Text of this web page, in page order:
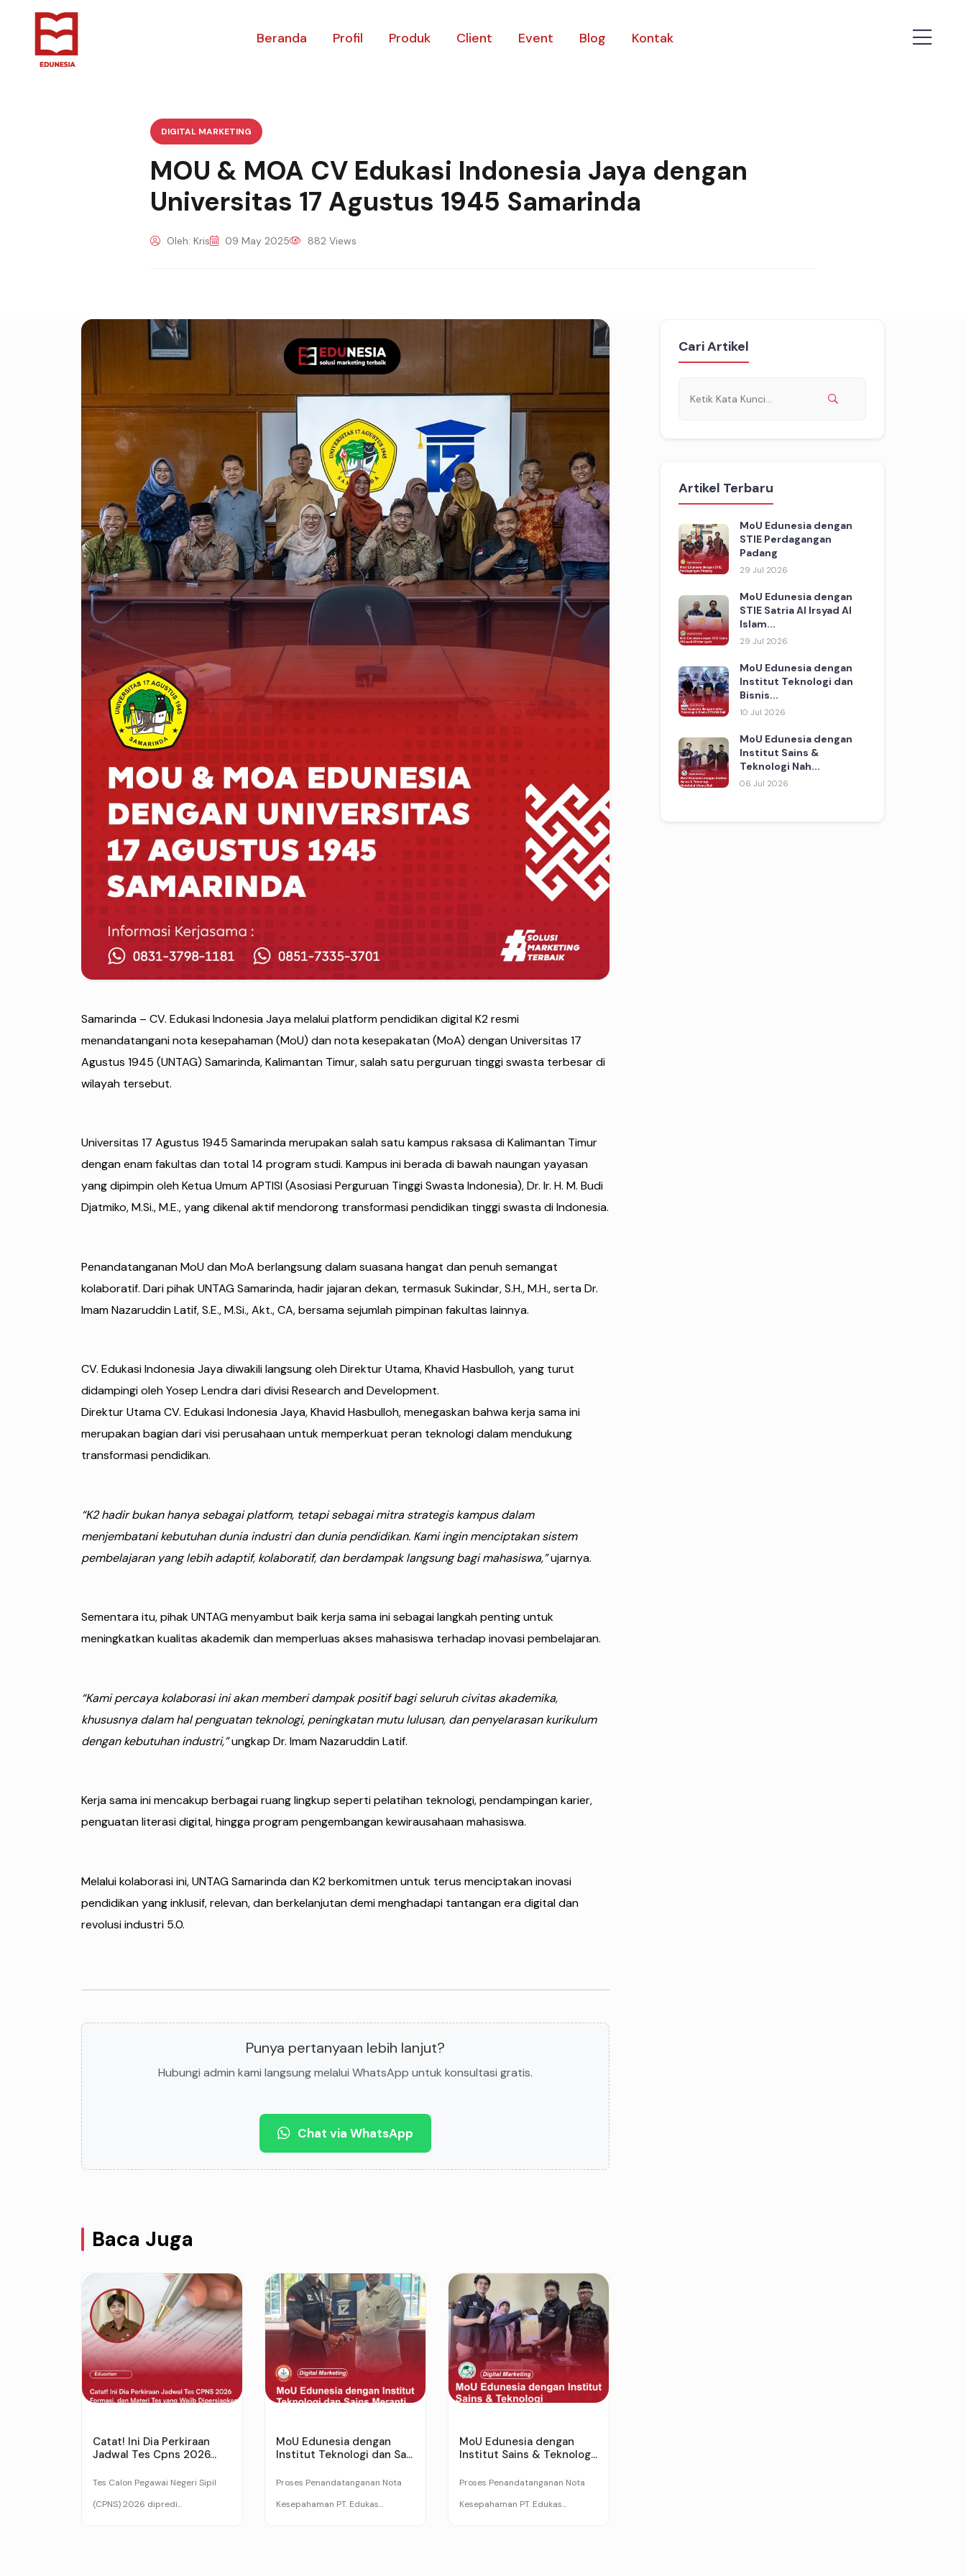
Beranda Profil Produk Client Event Blog Kontak
DIGITAL MARKETING
MOU & MOA CV Edukasi Indonesia Jaya dengan
Universitas 17 Agustus 1945 Samarinda
Oleh: Kris 09 May 2025 882 Views
Samarinda – CV. Edukasi Indonesia Jaya melalui platform pendidikan digital K2 resmi
menandatangani nota kesepahaman (MoU) dan nota kesepakatan (MoA) dengan Universitas 17
Agustus 1945 (UNTAG) Samarinda, Kalimantan Timur, salah satu perguruan tinggi swasta terbesar di
wilayah tersebut.
Universitas 17 Agustus 1945 Samarinda merupakan salah satu kampus raksasa di Kalimantan Timur
dengan enam fakultas dan total 14 program studi. Kampus ini berada di bawah naungan yayasan
yang dipimpin oleh Ketua Umum APTISI (Asosiasi Perguruan Tinggi Swasta Indonesia), Dr. Ir. H. M. Budi
Djatmiko, M.Si., M.E., yang dikenal aktif mendorong transformasi pendidikan tinggi swasta di Indonesia.
Penandatanganan MoU dan MoA berlangsung dalam suasana hangat dan penuh semangat
kolaboratif. Dari pihak UNTAG Samarinda, hadir jajaran dekan, termasuk Sukindar, S.H., M.H., serta Dr.
Imam Nazaruddin Latif, S.E., M.Si., Akt., CA, bersama sejumlah pimpinan fakultas lainnya.
CV. Edukasi Indonesia Jaya diwakili langsung oleh Direktur Utama, Khavid Hasbulloh, yang turut
didampingi oleh Yosep Lendra dari divisi Research and Development.
Direktur Utama CV. Edukasi Indonesia Jaya, Khavid Hasbulloh, menegaskan bahwa kerja sama ini
merupakan bagian dari visi perusahaan untuk memperkuat peran teknologi dalam mendukung
transformasi pendidikan.
“K2 hadir bukan hanya sebagai platform, tetapi sebagai mitra strategis kampus dalam
menjembatani kebutuhan dunia industri dan dunia pendidikan. Kami ingin menciptakan sistem
pembelajaran yang lebih adaptif, kolaboratif, dan berdampak langsung bagi mahasiswa,”ujarnya.
Sementara itu, pihak UNTAG menyambut baik kerja sama ini sebagai langkah penting untuk
meningkatkan kualitas akademik dan memperluas akses mahasiswa terhadap inovasi pembelajaran.
“Kami percaya kolaborasi ini akan memberi dampak positif bagi seluruh civitas akademika,
khususnya dalam hal penguatan teknologi, peningkatan mutu lulusan, dan penyelarasan kurikulum
dengan kebutuhan industri,”ungkap Dr. Imam Nazaruddin Latif.
Kerja sama ini mencakup berbagai ruang lingkup seperti pelatihan teknologi, pendampingan karier,
penguatan literasi digital, hingga program pengembangan kewirausahaan mahasiswa.
Melalui kolaborasi ini, UNTAG Samarinda dan K2 berkomitmen untuk terus menciptakan inovasi
pendidikan yang inklusif, relevan, dan berkelanjutan demi menghadapi tantangan era digital dan
revolusi industri 5.0.
Punya pertanyaan lebih lanjut?
Hubungi admin kami langsung melalui WhatsApp untuk konsultasi gratis.
Chat via WhatsApp
Baca Juga
Catat! Ini Dia Perkiraan
Jadwal Tes Cpns 2026...
Tes Calon Pegawai Negeri Sipil
(CPNS) 2026 dipredi...
MoU Edunesia dengan
Institut Teknologi dan Sa...
Proses Penandatanganan Nota
Kesepahaman PT. Edukas...
MoU Edunesia dengan
Institut Sains & Teknolog...
Proses Penandatanganan Nota
Kesepahaman PT. Edukas...
Cari Artikel
Artikel Terbaru
MoU Edunesia dengan
STIE Perdagangan
Padang
29 Jul 2026
MoU Edunesia dengan
STIE Satria Al Irsyad Al
Islam...
29 Jul 2026
MoU Edunesia dengan
Institut Teknologi dan
Bisnis...
10 Jul 2026
MoU Edunesia dengan
Institut Sains &
Teknologi Nah...
06 Jul 2026